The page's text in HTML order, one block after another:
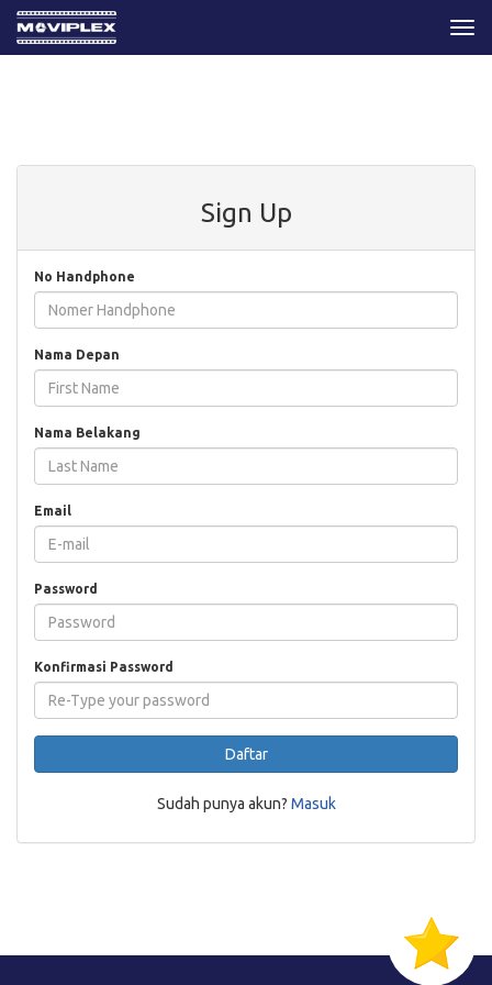
Sign Up
No Handphone
Nama Depan
Nama Belakang
Email
Password
Konfirmasi Password
Daftar
Sudah punya akun? Masuk